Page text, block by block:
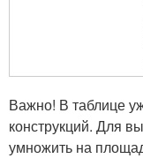
Важно! В таблице
конструкций. Для
умножить на